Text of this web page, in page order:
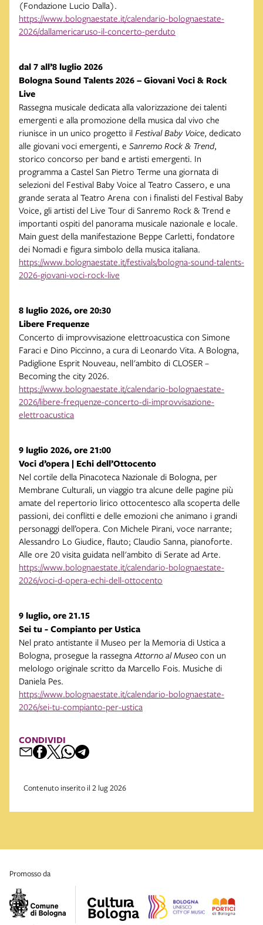
(Fondazione Lucio Dalla).
https://www.bolognaestate.it/calendario-bolognaestate-
2026/dallamericaruso-il-concerto-perduto
dal 7 all’8 luglio 2026
Bologna Sound Talents 2026 – Giovani Voci & Rock
Live
Rassegna musicale dedicata alla valorizzazione dei talenti
emergenti e alla promozione della musica dal vivo che
riunisce in un unico progetto il Festival Baby Voice, dedicato
alle giovani voci emergenti, e Sanremo Rock & Trend,
storico concorso per band e artisti emergenti. In
programma a Castel San Pietro Terme una giornata di
selezioni del Festival Baby Voice al Teatro Cassero, e una
grande serata al Teatro Arena con i finalisti del Festival Baby
Voice, gli artisti del Live Tour di Sanremo Rock & Trend e
importanti ospiti del panorama musicale nazionale e locale.
Main guest della manifestazione Beppe Carletti, fondatore
dei Nomadi e figura simbolo della musica italiana.
https://www.bolognaestate.it/festivals/bologna-sound-talents-
2026-giovani-voci-rock-live
8 luglio 2026, ore 20:30
Libere Frequenze
Concerto di improvvisazione elettroacustica con Simone
Faraci e Dino Piccinno, a cura di Leonardo Vita. A Bologna,
Padiglione Esprit Nouveau, nell'ambito di CLOSER –
Becoming the city 2026.
https://www.bolognaestate.it/calendario-bolognaestate-
2026/libere-frequenze-concerto-di-improvvisazione-
elettroacustica
9 luglio 2026, ore 21:00
Voci d’opera | Echi dell’Ottocento
Nel cortile della Pinacoteca Nazionale di Bologna, per
Membrane Culturali, un viaggio tra alcune delle pagine più
amate del repertorio lirico ottocentesco alla scoperta delle
passioni, dei conflitti e delle emozioni che animano i grandi
personaggi dell’opera. Con Michele Pirani, voce narrante;
Alessandro Lo Giudice, flauto; Claudio Sanna, pianoforte.
Alle ore 20 visita guidata nell'ambito di Serate ad Arte.
https://www.bolognaestate.it/calendario-bolognaestate-
2026/voci-d-opera-echi-dell-ottocento
9 luglio, ore 21.15
Sei tu - Compianto per Ustica
Nel prato antistante il Museo per la Memoria di Ustica a
Bologna, prosegue la rassegna Attorno al Museo con un
melologo originale scritto da Marcello Fois. Musiche di
Daniela Pes.
https://www.bolognaestate.it/calendario-bolognaestate-
2026/sei-tu-compianto-per-ustica
CONDIVIDI
Contenuto inserito il 2 lug 2026
promosso da